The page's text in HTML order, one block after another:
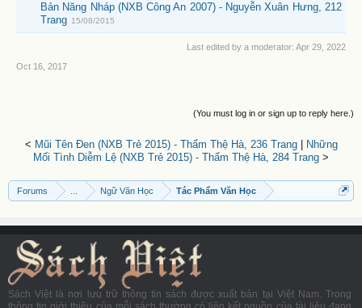
Bản Năng Nháp (NXB Công An 2007) - Nguyễn Xuân Hưng, 212
Trang 15/08/2015
Last edited by a moderator: Apr 29, 2022
Oct 16, 2017
(You must log in or sign up to reply here.)
< Mũi Tên Đen (NXB Trẻ 2015) - Thẩm Thệ Hà, 236 Trang|
Những
Mối Tình Diễm Lệ (NXB Trẻ 2015) - Thẩm Thệ Hà, 284 Trang >
Forums Ngữ Văn Học Tác Phẩm Văn Học
Sách Việt là nơi lưu trữ thông tin sách được xuất bản tại Việt Nam. Trong